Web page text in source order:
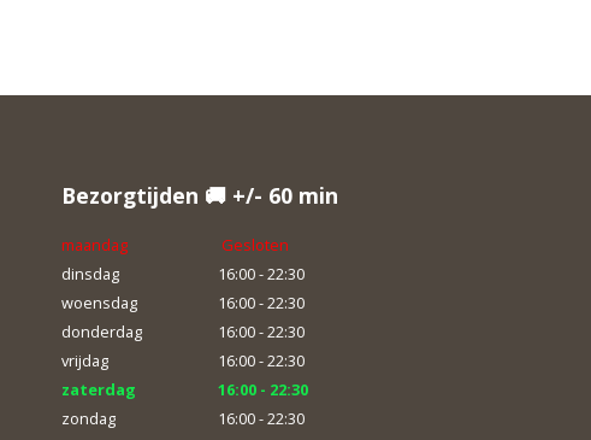
Bezorgtijden 🚚 +/- 60 min
maandag
Gesloten
dinsdag
16:00 - 22:30
woensdag
16:00 - 22:30
donderdag
16:00 - 22:30
vrijdag
16:00 - 22:30
zaterdag
16:00 - 22:30
zondag
16:00 - 22:30